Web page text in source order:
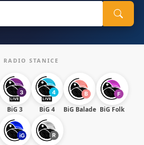
RADIO STANICE
BiG 3 BiG 4 BiG Balade BiG Folk